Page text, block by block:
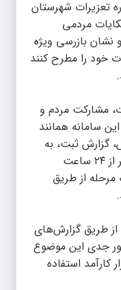
تعزیرات شهرستان
مردمی
بازرسی ویژه
خود را مطرح کنند
مشارکت مردم و
سامانه ۱۲۴ است. این سامانه همانند
گزارش ثبت، به
شهرستان مربوطه ارجاع، و ظرف کمتر از ۲۴ ساعت
از طریق
طریق گزارش‌های
جدی این موضوع
کارآمد استفاده